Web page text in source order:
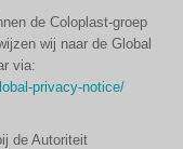
de Coloplast-groep
wij naar de Global
via:
privacy-notice/
de Autoriteit